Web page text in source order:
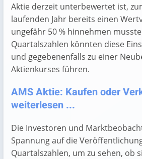
Aktie derzeit unterbewertet ist,
laufenden Jahr bereits einen
ungefähr 50 % hinnehmen
Quartalszahlen könnten diese
und gegebenenfalls zu einer
Aktienkurses führen.
AMS Aktie: Kaufen oder
weiterlesen ...
Die Investoren und
Spannung auf die
Quartalszahlen, um zu sehen, ob